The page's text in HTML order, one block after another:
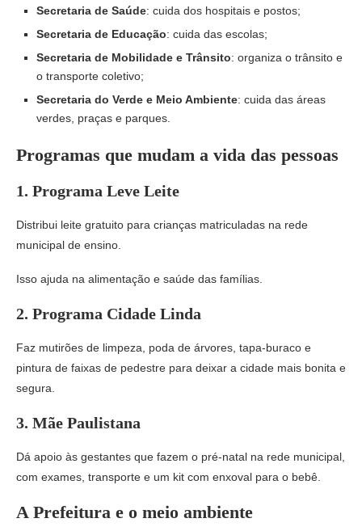
Secretaria de Saúde: cuida dos hospitais e postos;
Secretaria de Educação: cuida das escolas;
Secretaria de Mobilidade e Trânsito: organiza o trânsito e
o transporte coletivo;
Secretaria do Verde e Meio Ambiente: cuida das áreas
verdes, praças e parques.
Programas que mudam a vida das pessoas
1. Programa Leve Leite
Distribui leite gratuito para crianças matriculadas na rede
municipal de ensino.
Isso ajuda na alimentação e saúde das famílias.
2. Programa Cidade Linda
Faz mutirões de limpeza, poda de árvores, tapa-buraco e
pintura de faixas de pedestre para deixar a cidade mais bonita e
segura.
3. Mãe Paulistana
Dá apoio às gestantes que fazem o pré-natal na rede municipal,
com exames, transporte e um kit com enxoval para o bebê.
A Prefeitura e o meio ambiente